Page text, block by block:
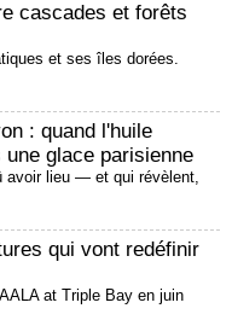
cascades et forêts
et ses îles dorées.
: quand l'huile
glace parisienne
avoir lieu — et qui révèlent,
qui vont redéfinir
at Triple Bay en juin